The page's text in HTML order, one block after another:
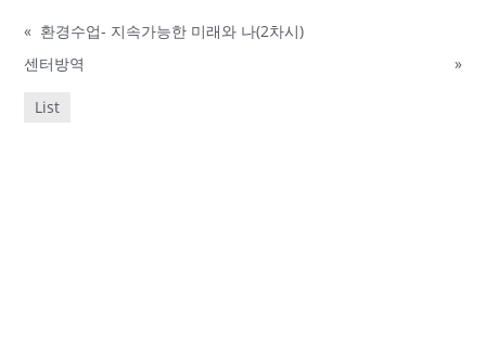
« 환경수업- 지속가능한 미래와 나(2차시)
센터방역
»
List